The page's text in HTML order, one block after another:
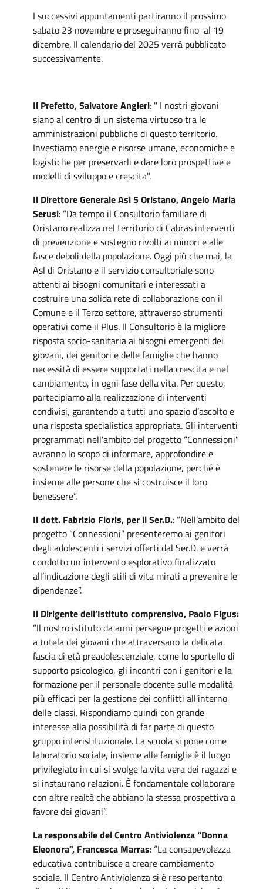
I successivi appuntamenti partiranno il prossimo
sabato 23 novembre e proseguiranno fino al 19
dicembre. Il calendario del 2025 verrà pubblicato
successivamente.
Il Prefetto, Salvatore Angieri: " I nostri giovani
siano al centro di un sistema virtuoso tra le
amministrazioni pubbliche di questo territorio.
Investiamo energie e risorse umane, economiche e
logistiche per preservarli e dare loro prospettive e
modelli di sviluppo e crescita".
Il Direttore Generale Asl 5 Oristano, Angelo Maria
Serusi: “Da tempo il Consultorio familiare di
Oristano realizza nel territorio di Cabras interventi
di prevenzione e sostegno rivolti ai minori e alle
fasce deboli della popolazione. Oggi più che mai, la
Asl di Oristano e il servizio consultoriale sono
attenti ai bisogni comunitari e interessati a
costruire una solida rete di collaborazione con il
Comune e il Terzo settore, attraverso strumenti
operativi come il Plus. Il Consultorio è la migliore
risposta socio-sanitaria ai bisogni emergenti dei
giovani, dei genitori e delle famiglie che hanno
necessità di essere supportati nella crescita e nel
cambiamento, in ogni fase della vita. Per questo,
partecipiamo alla realizzazione di interventi
condivisi, garantendo a tutti uno spazio d’ascolto e
una risposta specialistica appropriata. Gli interventi
programmati nell’ambito del progetto “Connessioni”
avranno lo scopo di informare, approfondire e
sostenere le risorse della popolazione, perché è
insieme alle persone che si costruisce il loro
benessere”.
Il dott. Fabrizio Floris, per il Ser.D.: “Nell’ambito del
progetto “Connessioni” presenteremo ai genitori
degli adolescenti i servizi offerti dal Ser.D. e verrà
condotto un intervento esplorativo finalizzato
all’indicazione degli stili di vita mirati a prevenire le
dipendenze”.
Il Dirigente dell’Istituto comprensivo, Paolo Figus:
“Il nostro istituto da anni persegue progetti e azioni
a tutela dei giovani che attraversano la delicata
fascia di età preadolescenziale, come lo sportello di
supporto psicologico, gli incontri con i genitori e la
formazione per il personale docente sulle modalità
più efficaci per la gestione dei conflitti all'interno
delle classi. Rispondiamo quindi con grande
interesse alla possibilità di far parte di questo
gruppo interistituzionale. La scuola si pone come
laboratorio sociale, insieme alle famiglie è il luogo
privilegiato in cui si svolge la vita vera dei ragazzi e
si instaurano relazioni. È fondamentale collaborare
con altre realtà che abbiano la stessa prospettiva a
favore dei giovani”.
La responsabile del Centro Antiviolenza “Donna
Eleonora”, Francesca Marras: “La consapevolezza
educativa contribuisce a creare cambiamento
sociale. Il Centro Antiviolenza si è reso pertanto